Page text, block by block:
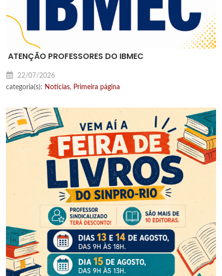
ATENÇÃO PROFESSORES DO IBMEC
22/07/2026
categoria(s): Notícias, Primeira página